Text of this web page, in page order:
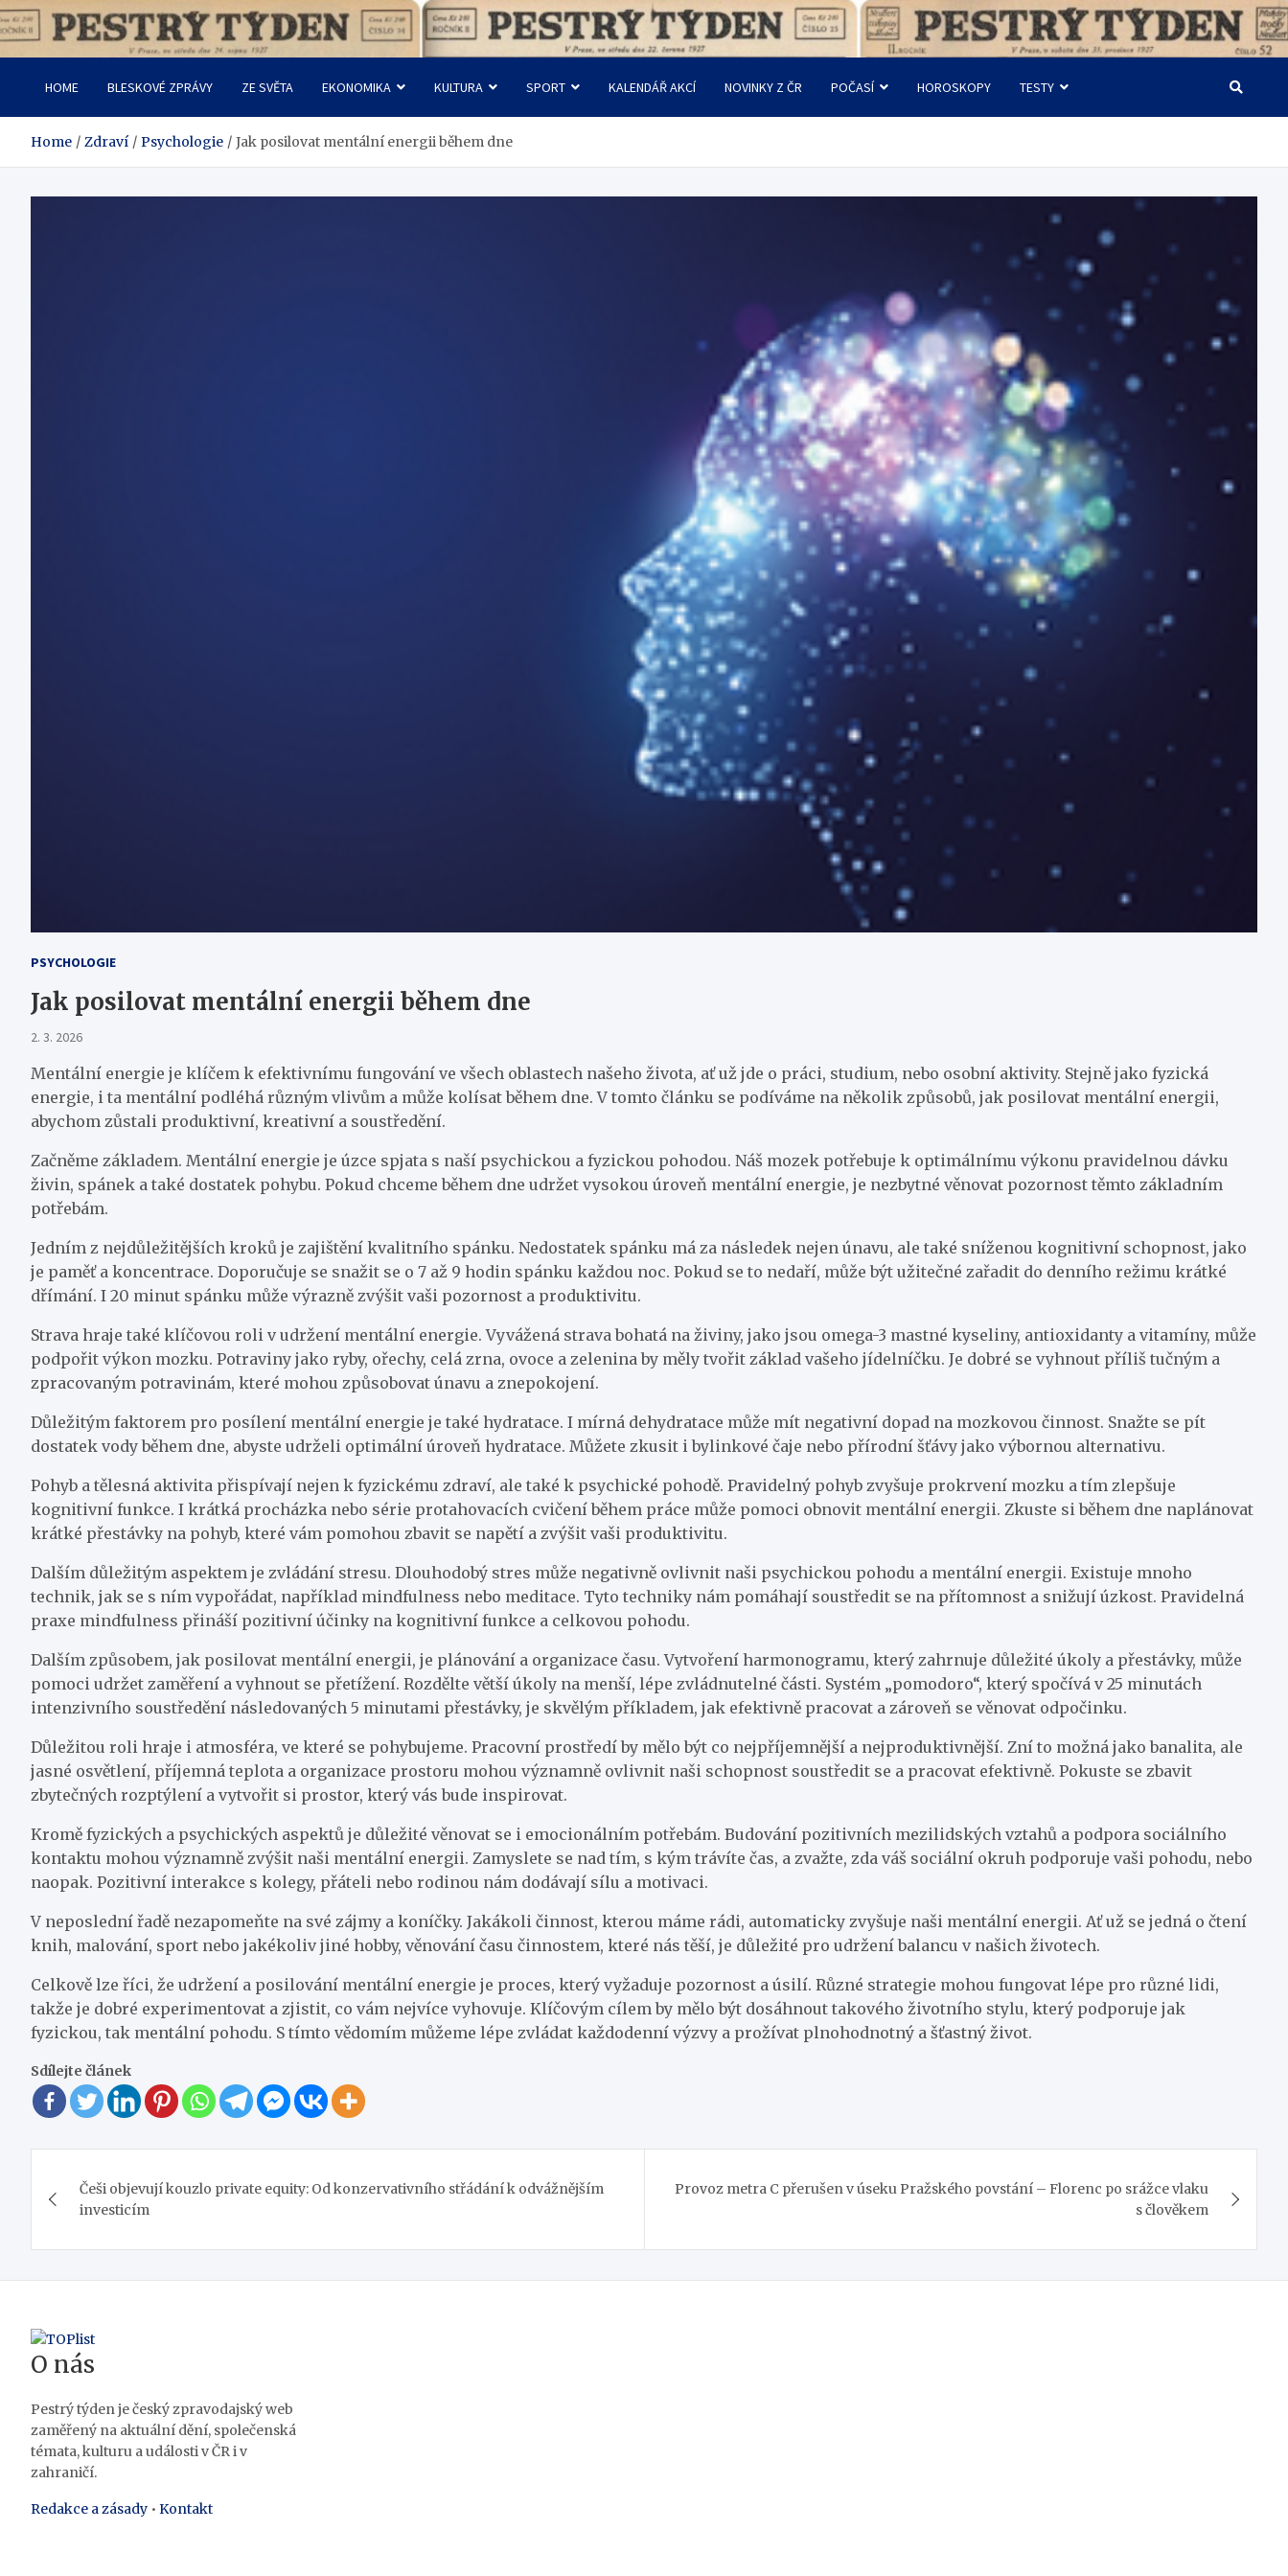
Skip
to
Pestrý Týden
HOME BLESKOVÉ ZPRÁVY ZE SVĚTA EKONOMIKA KULTURA SPORT KALENDÁŘ AKCÍ NOVINKY Z ČR POČASÍ HOROSKOPY TESTY
Home Zdraví Psychologie Jak posilovat mentální energii během dne
PSYCHOLOGIE
Jak posilovat mentální energii během dne
2. 3. 2026
Mentální energie je klíčem k efektivnímu fungování ve všech oblastech našeho života, ať už jde o práci, studium, nebo osobní aktivity. Stejně jako fyzická
energie, i ta mentální podléhá různým vlivům a může kolísat během dne. V tomto článku se podíváme na několik způsobů, jak posilovat mentální energii,
abychom zůstali produktivní, kreativní a soustředění.
Začněme základem. Mentální energie je úzce spjata s naší psychickou a fyzickou pohodou. Náš mozek potřebuje k optimálnímu výkonu pravidelnou dávku
živin, spánek a také dostatek pohybu. Pokud chceme během dne udržet vysokou úroveň mentální energie, je nezbytné věnovat pozornost těmto základním
potřebám.
Jedním z nejdůležitějších kroků je zajištění kvalitního spánku. Nedostatek spánku má za následek nejen únavu, ale také sníženou kognitivní schopnost, jako
je paměť a koncentrace. Doporučuje se snažit se o 7 až 9 hodin spánku každou noc. Pokud se to nedaří, může být užitečné zařadit do denního režimu krátké
dřímání. I 20 minut spánku může výrazně zvýšit vaši pozornost a produktivitu.
Strava hraje také klíčovou roli v udržení mentální energie. Vyvážená strava bohatá na živiny, jako jsou omega-3 mastné kyseliny, antioxidanty a vitamíny, může
podpořit výkon mozku. Potraviny jako ryby, ořechy, celá zrna, ovoce a zelenina by měly tvořit základ vašeho jídelníčku. Je dobré se vyhnout příliš tučným a
zpracovaným potravinám, které mohou způsobovat únavu a znepokojení.
Důležitým faktorem pro posílení mentální energie je také hydratace. I mírná dehydratace může mít negativní dopad na mozkovou činnost. Snažte se pít
dostatek vody během dne, abyste udrželi optimální úroveň hydratace. Můžete zkusit i bylinkové čaje nebo přírodní šťávy jako výbornou alternativu.
Pohyb a tělesná aktivita přispívají nejen k fyzickému zdraví, ale také k psychické pohodě. Pravidelný pohyb zvyšuje prokrvení mozku a tím zlepšuje
kognitivní funkce. I krátká procházka nebo série protahovacích cvičení během práce může pomoci obnovit mentální energii. Zkuste si během dne naplánovat
krátké přestávky na pohyb, které vám pomohou zbavit se napětí a zvýšit vaši produktivitu.
Dalším důležitým aspektem je zvládání stresu. Dlouhodobý stres může negativně ovlivnit naši psychickou pohodu a mentální energii. Existuje mnoho
technik, jak se s ním vypořádat, například mindfulness nebo meditace. Tyto techniky nám pomáhají soustředit se na přítomnost a snižují úzkost. Pravidelná
praxe mindfulness přináší pozitivní účinky na kognitivní funkce a celkovou pohodu.
Dalším způsobem, jak posilovat mentální energii, je plánování a organizace času. Vytvoření harmonogramu, který zahrnuje důležité úkoly a přestávky, může
pomoci udržet zaměření a vyhnout se přetížení. Rozdělte větší úkoly na menší, lépe zvládnutelné části. Systém „pomodoro“, který spočívá v 25 minutách
intenzivního soustředění následovaných 5 minutami přestávky, je skvělým příkladem, jak efektivně pracovat a zároveň se věnovat odpočinku.
Důležitou roli hraje i atmosféra, ve které se pohybujeme. Pracovní prostředí by mělo být co nejpříjemnější a nejproduktivnější. Zní to možná jako banalita, ale
jasné osvětlení, příjemná teplota a organizace prostoru mohou významně ovlivnit naši schopnost soustředit se a pracovat efektivně. Pokuste se zbavit
zbytečných rozptýlení a vytvořit si prostor, který vás bude inspirovat.
Kromě fyzických a psychických aspektů je důležité věnovat se i emocionálním potřebám. Budování pozitivních mezilidských vztahů a podpora sociálního
kontaktu mohou významně zvýšit naši mentální energii. Zamyslete se nad tím, s kým trávíte čas, a zvažte, zda váš sociální okruh podporuje vaši pohodu, nebo
naopak. Pozitivní interakce s kolegy, přáteli nebo rodinou nám dodávají sílu a motivaci.
V neposlední řadě nezapomeňte na své zájmy a koníčky. Jakákoli činnost, kterou máme rádi, automaticky zvyšuje naši mentální energii. Ať už se jedná o čtení
knih, malování, sport nebo jakékoliv jiné hobby, věnování času činnostem, které nás těší, je důležité pro udržení balancu v našich životech.
Celkově lze říci, že udržení a posilování mentální energie je proces, který vyžaduje pozornost a úsilí. Různé strategie mohou fungovat lépe pro různé lidi,
takže je dobré experimentovat a zjistit, co vám nejvíce vyhovuje. Klíčovým cílem by mělo být dosáhnout takového životního stylu, který podporuje jak
fyzickou, tak mentální pohodu. S tímto vědomím můžeme lépe zvládat každodenní výzvy a prožívat plnohodnotný a šťastný život.
Sdílejte článek
pro
příspěvek
Češi objevují kouzlo private equity: Od konzervativního střádání k odvážnějším
investicím
Provoz metra C přerušen v úseku Pražského povstání – Florenc po srážce vlaku
s člověkem
O nás
Pestrý týden je český zpravodajský web
zaměřený na aktuální dění, společenská
témata, kulturu a události v ČR i v
zahraničí.
Redakce a zásady • Kontakt